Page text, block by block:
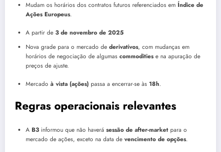
Mudam os horários dos contratos futuros referenciados em Índice de
Ações Europeus.
A partir de 3 de novembro de 2025
Nova grade para o mercado de derivativos, com mudanças em
horários de negociação de algumas commoditiese na apuração de
preços de ajuste.
Mercado à vista (ações) passa a encerrar-se às 18h.
Regras operacionais relevantes
A B3 informou que não haverá sessão de after-market para o
mercado de ações, exceto na data de vencimento de opções.